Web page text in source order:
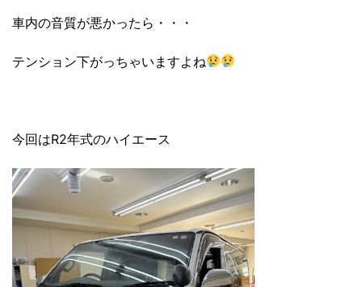
車内の音質が悪かったら・・・
テンション下がっちゃいますよね
今回はR2年式のハイエース